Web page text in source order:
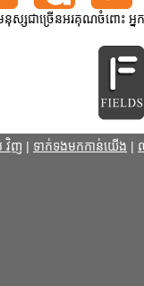
នុស្សជាច្រើនអរគុណចំពោះ អ្ន
វិញ | ទាក់ទងមកកាន់យើង |